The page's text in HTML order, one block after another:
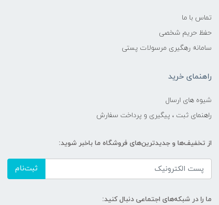
تماس با ما
حفظ حریم شخصی
سامانه رهگیری مرسولات پستی
راهنمای خرید
شیوه های ارسال
راهنمای ثبت ، پیگیری و پرداخت سفارش
از تخفیف‌ها و جدیدترین‌های فروشگاه ما باخبر شوید:
ثبت‌نام
ما را در شبکه‌های اجتماعی دنبال کنید: